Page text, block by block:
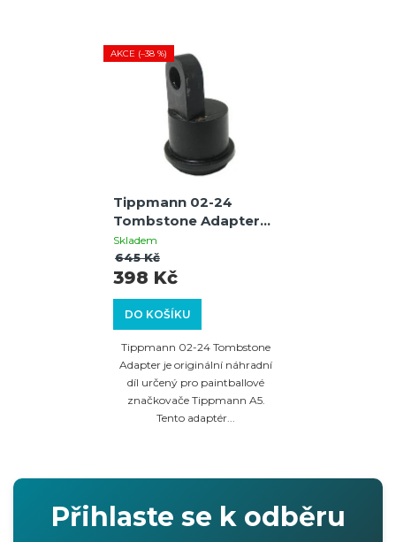
AKCE (–38 %)
Tippmann 02-24
Tombstone Adapter
/A5
Skladem
DO KOŠÍKU
398 Kč
645 Kč
Tippmann 02-24 Tombstone
Adapter je originální náhradní
díl určený pro paintballové
značkovače Tippmann A5.
Tento adaptér...
Přihlaste se k odběru